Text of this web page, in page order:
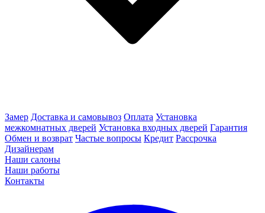
Замер Доставка и самовывоз Оплата Установка
межкомнатных дверей Установка входных дверей Гарантия
Обмен и возврат Частые вопросы Кредит Рассрочка
Дизайнерам
Наши салоны
Наши работы
Контакты